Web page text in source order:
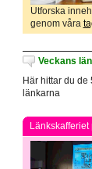
Utforska
genom våra
Veckans
Här hittar du de
länkarna
Länkskafferiet